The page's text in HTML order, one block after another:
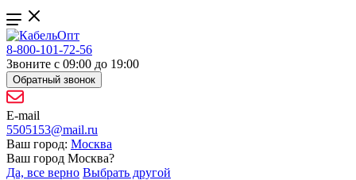
8-800-101-72-56
Звоните с 09:00 до 19:00
Обратный звонок
E-mail
5505153@mail.ru
Ваш город: Москва
Ваш город Москва?
Да, все верно Выбрать другой